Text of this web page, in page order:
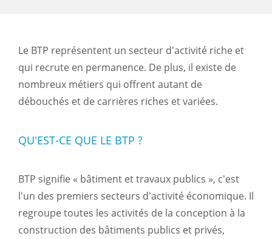
Le BTP représentent un secteur d'activité riche et
qui recrute en permanence. De plus, il existe de
nombreux métiers qui offrent autant de
débouchés et de carrières riches et variées.
QU'EST-CE QUE LE BTP ?
BTP signifie « bâtiment et travaux publics », c'est
l'un des premiers secteurs d'activité économique. Il
regroupe toutes les activités de la conception à la
construction des bâtiments publics et privés,